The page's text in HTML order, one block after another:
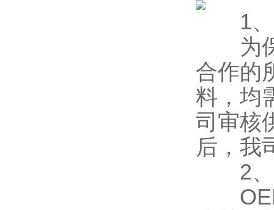
1、
为保
合作的
料，均
司审核
后，我
2、
OEM